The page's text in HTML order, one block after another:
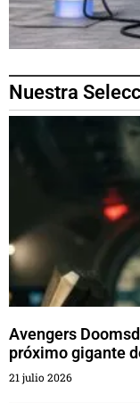
Nuestra
Avengers
próximo gigante
21 julio 2026